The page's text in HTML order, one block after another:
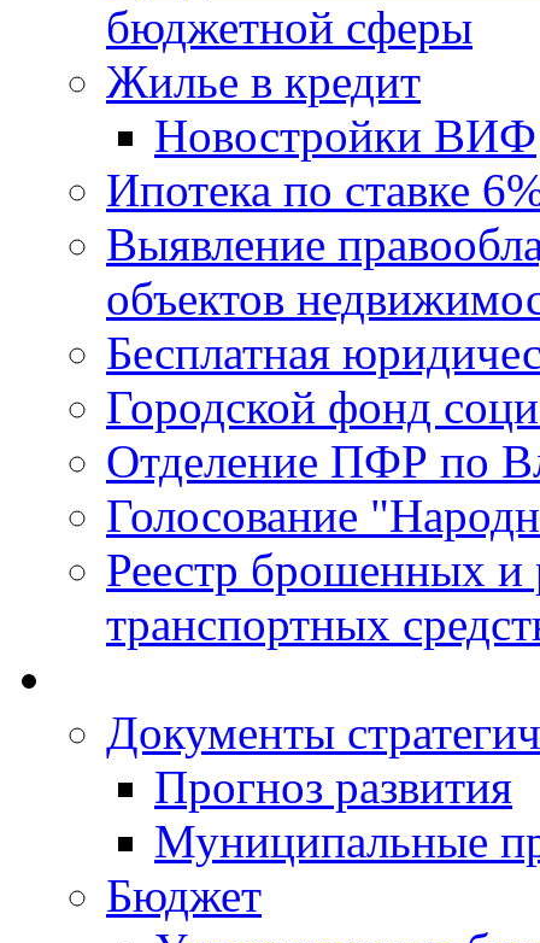
бюджетной сферы
Жилье в кредит
Новостройки ВИФ
Ипотека по ставке
Выявление
объектов
Бесплатная
Городской фонд
Отделение ПФР по
Голосование
Реестр брошенных и
транспортных
Документы
Прогноз развития
Муниципальные
Бюджет